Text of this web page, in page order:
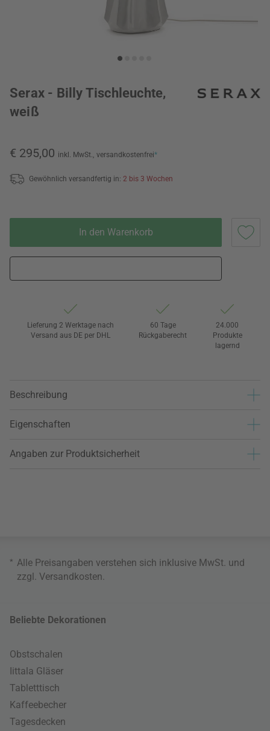
Serax - Billy Tischleuchte,
weiß
€ 295,00 inkl. MwSt., versandkostenfrei*
Gewöhnlich versandfertig in: 2 bis 3 Wochen
In den Warenkorb
Lieferung 2 Werktage nach
Versand aus DE per DHL
60 Tage
Rückgaberecht
24.000
Produkte
lagernd
Beschreibung
Eigenschaften
Angaben zur Produktsicherheit
* Alle Preisangaben verstehen sich inklusive MwSt. und
zzgl. Versandkosten
Beliebte Dekorationen
Obstschalen
Iittala Gläser
Tabletttisch
Kaffeebecher
Tagesdecken